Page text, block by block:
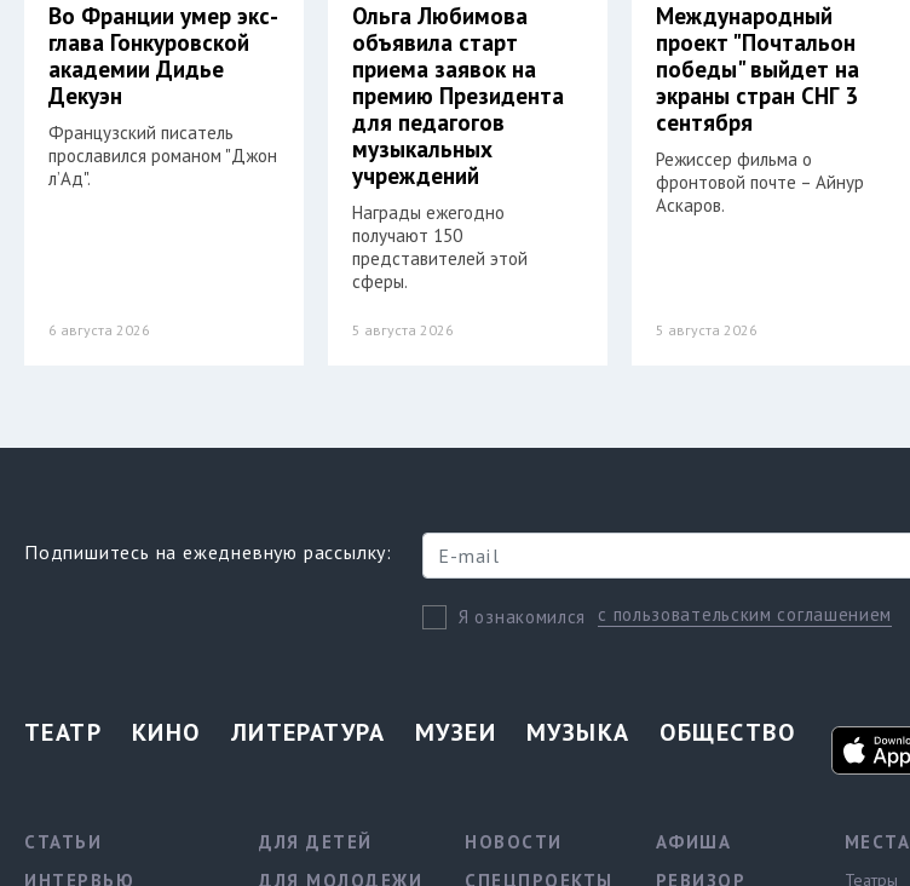
Во Франции умер экс-
глава Гонкуровской
академии Дидье
Декуэн
Французский писатель
прославился романом "Джон
л’Ад".
6 августа 2026
Ольга Любимова
объявила старт
приема заявок на
премию Президента
для педагогов
музыкальных
учреждений
Награды ежегодно
получают 150
представителей этой
сферы.
5 августа 2026
Международный
проект "Почтальон
победы" выйдет на
экраны стран СНГ 3
сентября
Режиссер фильма о
фронтовой почте – Айнур
Аскаров.
5 августа 2026
Подпишитесь на ежедневную рассылку:
Я ознакомился с пользовательским соглашением
ТЕАТР КИНО ЛИТЕРАТУРА МУЗЕИ МУЗЫКА ОБЩЕСТВО
СТАТЬИ
ИНТЕРВЬЮ
ДЛЯ ДЕТЕЙ
ДЛЯ МОЛОДЕЖИ
НОВОСТИ
СПЕЦПРОЕКТЫ
АФИША
РЕВИЗОР
МЕСТА
Театры